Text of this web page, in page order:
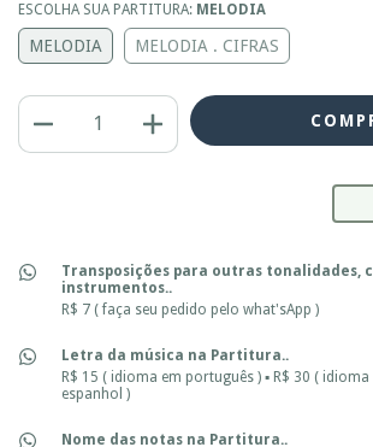
ESCOLHA SUA PARTITURA: MELODIA
MELODIA MELODIA . CIFRAS
Transposições para outras tonalidades,
instrumentos..
R$ 7 ( faça seu pedido pelo what'sApp )
Letra da música na Partitura..
R$ 15 ( idioma em português ) ▪ R$ 30 (
espanhol )
Nome das notas na Partitura..